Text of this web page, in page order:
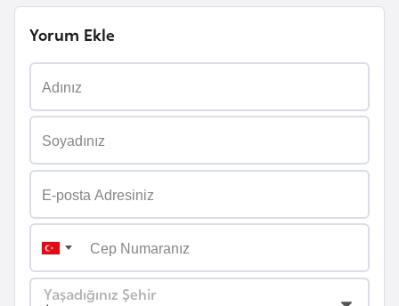
Yorum Ekle
Yaşadığınız Şehir
o
s
n
H
s
k
B